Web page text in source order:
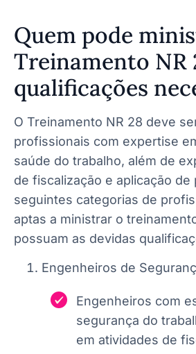
Quem pode
Treinamento NR
qualificações
O Treinamento NR 28 deve
profissionais com expertise
saúde do trabalho, além de
de fiscalização e aplicação de
seguintes categorias de
aptas a ministrar o
possuam as devidas
Engenheiros de
Engenheiros com
segurança do
em atividades de